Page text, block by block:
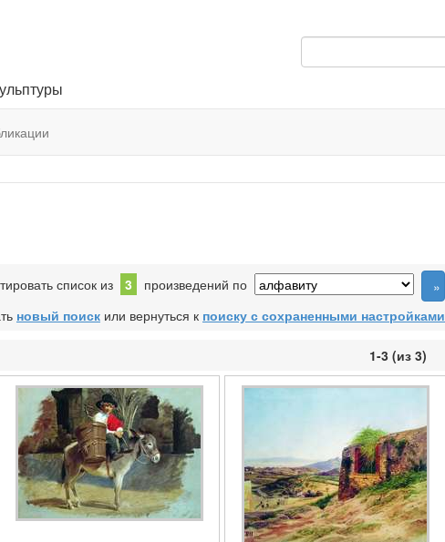
список из 3
произведений по
новый поиск или вернуться к поиску с сохраненными настройками
1-3 (из 3)